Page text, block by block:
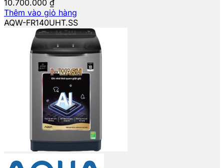
10.700.000 ₫
Thêm vào giỏ hàng
AQW-FR140UHT.SS